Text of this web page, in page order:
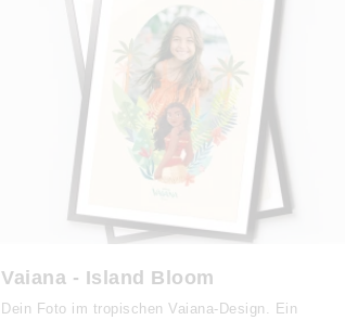
Vaiana - Island Bloom
Dein Foto im tropischen Vaiana-Design. Ein